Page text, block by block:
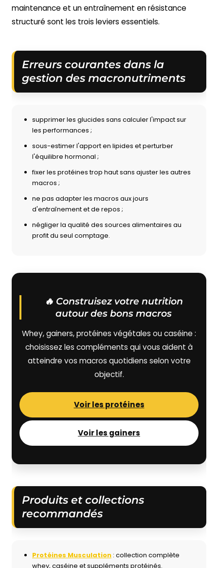
maintenance et un entraînement en résistance
structuré sont les trois leviers essentiels.
Erreurs courantes dans la
gestion des macronutriments
supprimer les glucides sans calculer l'impact sur
les performances ;
sous-estimer l'apport en lipides et perturber
l'équilibre hormonal ;
fixer les protéines trop haut sans ajuster les autres
macros ;
ne pas adapter les macros aux jours
d'entraînement et de repos ;
négliger la qualité des sources alimentaires au
profit du seul comptage.
🔥 Construisez votre nutrition
autour des bons macros
Whey, gainers, protéines végétales ou caséine :
choisissez les compléments qui vous aident à
atteindre vos macros quotidiens selon votre
objectif.
Voir les protéines
Voir les gainers
Produits et collections
recommandés
Protéines Musculation : collection complète
whey, caséine et suppléments protéinés.